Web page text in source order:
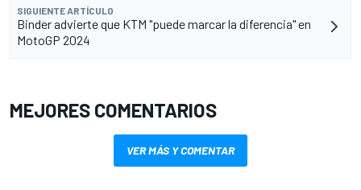
SIGUIENTE ARTÍCULO
Binder advierte que KTM "puede marcar la diferencia" en
MotoGP 2024
MEJORES COMENTARIOS
VER MÁS Y COMENTAR